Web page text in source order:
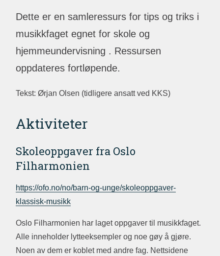
Dette er en samleressurs for tips og triks i
musikkfaget egnet for skole og
hjemmeundervisning . Ressursen
oppdateres fortløpende.
Tekst: Ørjan Olsen (tidligere ansatt ved KKS)
Aktiviteter
Skoleoppgaver fra Oslo
Filharmonien
https://ofo.no/no/barn-og-unge/skoleoppgaver-
klassisk-musikk
Oslo Filharmonien har laget oppgaver til musikkfaget.
Alle inneholder lytteeksempler og noe gøy å gjøre.
Noen av dem er koblet med andre fag. Nettsidene